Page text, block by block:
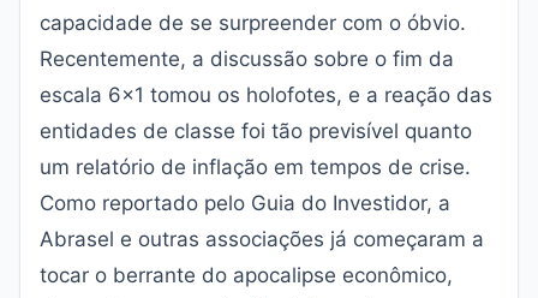
capacidade de se surpreender com o óbvio.
Recentemente, a discussão sobre o fim da
escala 6x1 tomou os holofotes, e a reação das
entidades de classe foi tão previsível quanto
um relatório de inflação em tempos de crise.
Como reportado pelo Guia do Investidor, a
Abrasel e outras associações já começaram a
tocar o berrante do apocalipse econômico,